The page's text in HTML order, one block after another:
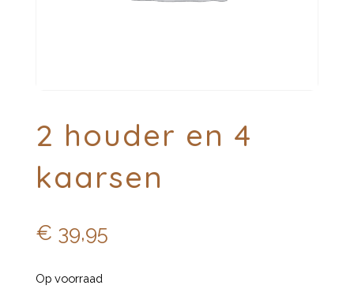
2 houder en 4
kaarsen
€ 39,95
Op voorraad